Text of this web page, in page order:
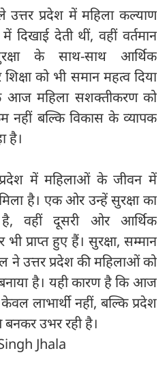
प्रदेश में महिला कल्याण
दिखाई देती थीं, वहीं वर्तमान
के साथ-साथ आर्थिक
को भी समान महत्व दिया
आज महिला सशक्तीकरण को
नहीं बल्कि विकास के व्यापक
है।
में महिलाओं के जीवन में
है। एक ओर उन्हें सुरक्षा का
है, वहीं दूसरी ओर आर्थिक
प्राप्त हुए हैं। सुरक्षा, सम्मान
उत्तर प्रदेश की महिलाओं को
बनाया है। यही कारण है कि आज
लाभार्थी नहीं, बल्कि प्रदेश
उभर रही है।
Jhala